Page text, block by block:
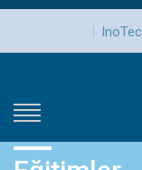
| InoTec